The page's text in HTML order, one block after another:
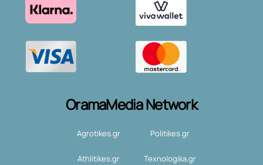
OramaMedia Network
Agrotikes.gr Politikes.gr
Athlitikes.gr Texnologika.gr